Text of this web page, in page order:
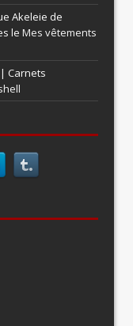
Akeleie de
le Mes vêtements
Carnets